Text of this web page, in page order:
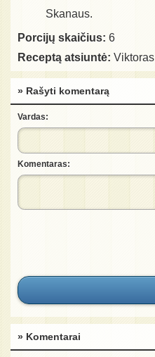
Skanaus.
Porcijų skaičius: 6
Receptą atsiuntė: Viktoras
» Rašyti komentarą
Vardas:
Komentaras:
» Komentarai